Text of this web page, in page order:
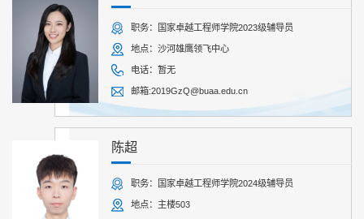
职务：国家卓越工程师学院2023级辅导员
地点：沙河雄鹰领飞中心
电话：暂无
邮箱:2019GzQ@buaa.edu.cn
陈超
职务：国家卓越工程师学院2024级辅导员
地点：主楼503